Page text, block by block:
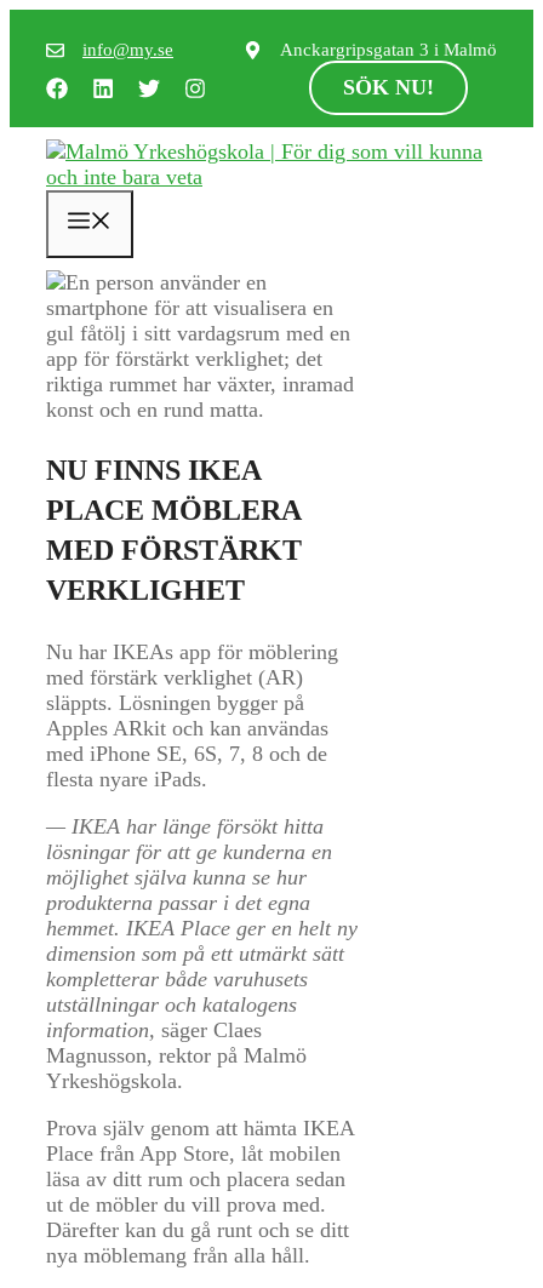
innehåll
info@my.se Anckargripsgatan 3 i Malmö
SÖK NU!
NU FINNS IKEA
PLACE MÖBLERA
MED FÖRSTÄRKT
VERKLIGHET
Nu har IKEAs app för möblering
med förstärk verklighet (AR)
släppts. Lösningen bygger på
Apples ARkit och kan användas
med iPhone SE, 6S, 7, 8 och de
flesta nyare iPads.
— IKEA har länge försökt hitta
lösningar för att ge kunderna en
möjlighet själva kunna se hur
produkterna passar i det egna
hemmet. IKEA Place ger en helt ny
dimension som på ett utmärkt sätt
kompletterar både varuhusets
utställningar och katalogens
information, säger Claes
Magnusson, rektor på Malmö
Yrkeshögskola.
Prova själv genom att hämta IKEA
Place från App Store, låt mobilen
läsa av ditt rum och placera sedan
ut de möbler du vill prova med.
Därefter kan du gå runt och se ditt
nya möblemang från alla håll.